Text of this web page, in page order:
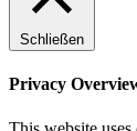
Schließen
Privacy